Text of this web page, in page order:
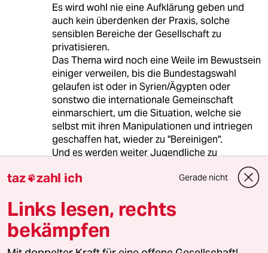
Es wird wohl nie eine Aufklärung geben und
auch kein überdenken der Praxis, solche
sensiblen Bereiche der Gesellschaft zu
privatisieren.
Das Thema wird noch eine Weile im Bewustsein
einiger verweilen, bis die Bundestagswahl
gelaufen ist oder in Syrien/Ägypten oder
sonstwo die internationale Gemeinschaft
einmarschiert, um die Situation, welche sie
selbst mit ihren Manipulationen und intriegen
geschaffen hat, wieder zu "Bereinigen".
Und es werden weiter Jugendliche zu
Erwachsen, wenn sie sich denn nicht vorher
selbst umbringen, die bar jeden Vertrauens in
die Gesellschaft, ihr Leben leben (teilweise so
rücksichtslos wie sie es am eigen Leib erfahren
haben) und in diesen Sinne ihre Kinder
erziehen.
So zieht sich eine Gesellschaft ihre
taz zahl ich Gerade nicht
Links lesen, rechts
bekämpfen